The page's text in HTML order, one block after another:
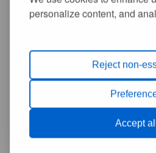
personalize content, and
Reject non-
Accept